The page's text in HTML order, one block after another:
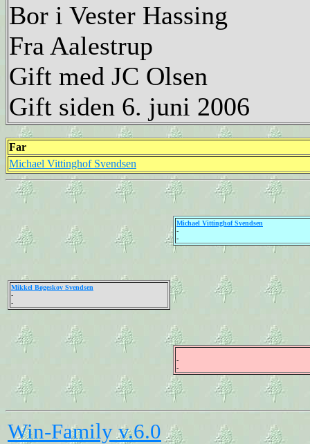
Bor i Vester Hassing
Fra Aalestrup
Gift med JC Olsen
Gift siden 6. juni 2006
Far
Michael Vittinghof Svendsen
Mikkel Bøgeskov Svendsen
-
-
Michael Vittinghof Svendsen
-
-
-
-
Win-Family v.6.0